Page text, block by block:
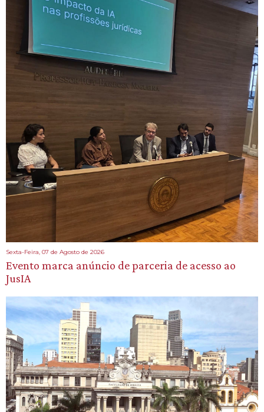
Sexta-Feira, 07 de Agosto de 2026
Evento marca anúncio de parceria de acesso ao
JusIA